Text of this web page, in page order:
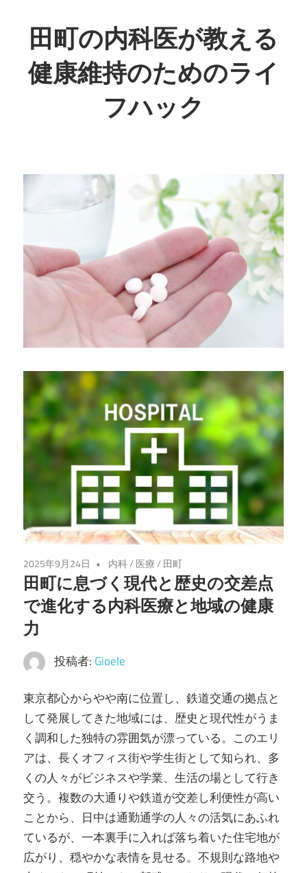
ン
テ
ン
ツ
田町の内科医が教える
健康維持のためのライ
フハック
生
で
り
入
康
法
を
び、
心
と
体
充
さ
せ
る
ラ
イ
フ
ス
タ
イ
ル
を
実
現
し
ま
2025年9月24日 内科/ 医療/ 田町
田町に息づく現代と歴史の交差点
で進化する内科医療と地域の健康
力
投稿者: Gioele
東京都心からやや南に位置し、鉄道交通の拠点と
して発展してきた地域には、歴史と現代性がうま
く調和した独特の雰囲気が漂っている。 このエリ
アは、長くオフィス街や学生街として知られ、多
くの人々がビジネスや学業、生活の場として行き
交う。複数の大通りや鉄道が交差し利便性が高い
ことから、日中は通勤通学の人々の活気にあふれ
ているが、一本裏手に入れば落ち着いた住宅地が
広がり、穏やかな表情を見せる。不規則な路地や